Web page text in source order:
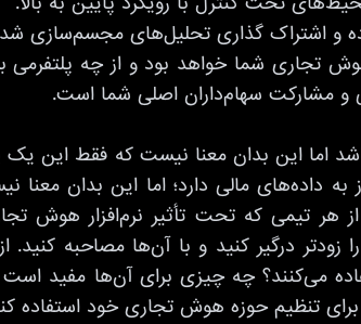
و اشتراک گذاری تحلیل‌های مجسم‌سازی
تجاری شما خواهد بود و از چه پلتفرمی
و مشارکت سهام‌داران اصلی شما است.
اما این بدان معنا نیست که فقط این یک
داده‌های مالی دارد؛ اما این بدان معنا
تیمی که تحت تأثیر نرم‌افزار هوش
زودتر درگیر کنید و با آن‌ها مصاحبه کنید.
می‌کنند؟ چه چیزی برای آن‌ها مفید
تنظیم حوزه هوش تجاری خود استفاده